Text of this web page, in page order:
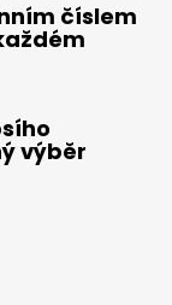
číslem
výběr